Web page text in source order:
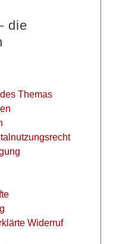
die
Themas
Widerruf